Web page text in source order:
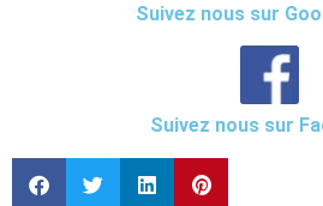
Suivez nous sur
Suivez nous sur